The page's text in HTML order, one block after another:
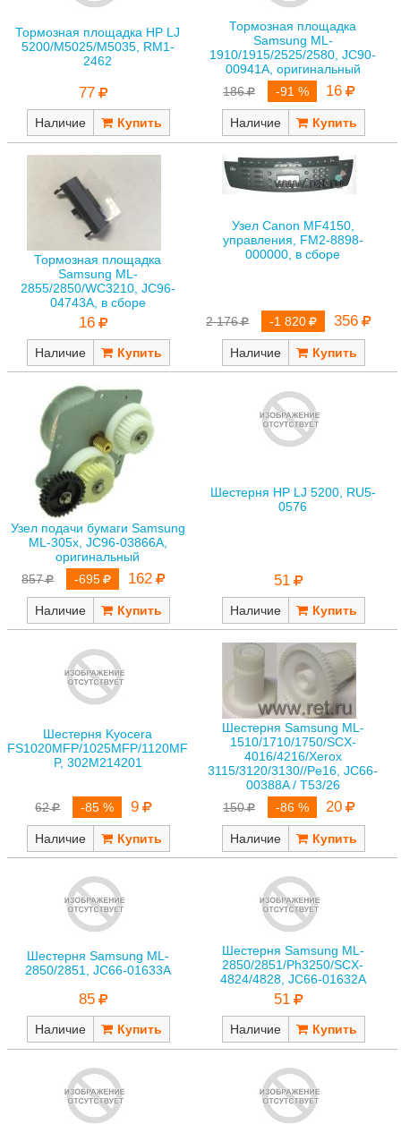
Тормозная площадка HP LJ
5200/M5025/M5035, RM1-
2462
77
Наличие
Тормозная площадка
Samsung ML-
1910/1915/2525/2580, JC90-
00941A, оригинальный
186
-91 % 16
Наличие
Тормозная площадка
Samsung ML-
2855/2850/WC3210, JC96-
04743A, в сборе
16
Наличие
Узел Canon MF4150,
управления, FM2-8898-
000000, в сборе
2 176 -1 820 356
Наличие
Узел подачи бумаги Samsung
ML-305x, JC96-03866A,
оригинальный
857
-695 162
Наличие
Шестерня HP LJ 5200, RU5-
0576
51
Наличие
Шестерня Kyocera
FS1020MFP/1025MFP/1120MF
P, 302M214201
62 -85 % 9
Наличие
Шестерня Samsung ML-
1510/1710/1750/SCX-
4016/4216/Xerox
3115/3120/3130//Pe16, JC66-
00388A / T53/26
150
-86 % 20
Наличие
Шестерня Samsung ML-
2850/2851, JC66-01633A
85
Наличие
Шестерня Samsung ML-
2850/2851/Ph3250/SCX-
4824/4828, JC66-01632A
51
Наличие